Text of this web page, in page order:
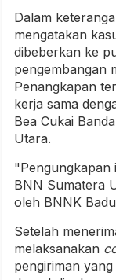
Dalam
mengatakan
dibeberkan ke
pengembangan
Penangkapan
kerja sama
Bea Cukai
Utara.
"Pengungkapan
BNN Sumatera
oleh BNNK
Setelah
melaksanakan
pengiriman